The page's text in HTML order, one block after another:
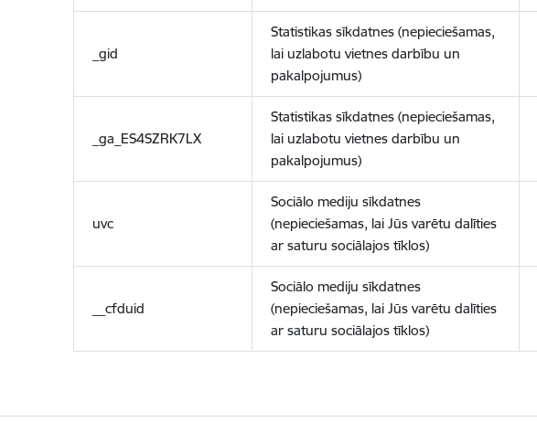
_gid
Statistikas sīkdatnes (nepieciešamas,
lai uzlabotu vietnes darbību un
pakalpojumus)
_ga_ES4SZRK7LX
Statistikas sīkdatnes (nepieciešamas,
lai uzlabotu vietnes darbību un
pakalpojumus)
uvc
Sociālo mediju sīkdatnes
(nepieciešamas, lai Jūs varētu dalīties
ar saturu sociālajos tīklos)
__cfduid
Sociālo mediju sīkdatnes
(nepieciešamas, lai Jūs varētu dalīties
ar saturu sociālajos tīklos)